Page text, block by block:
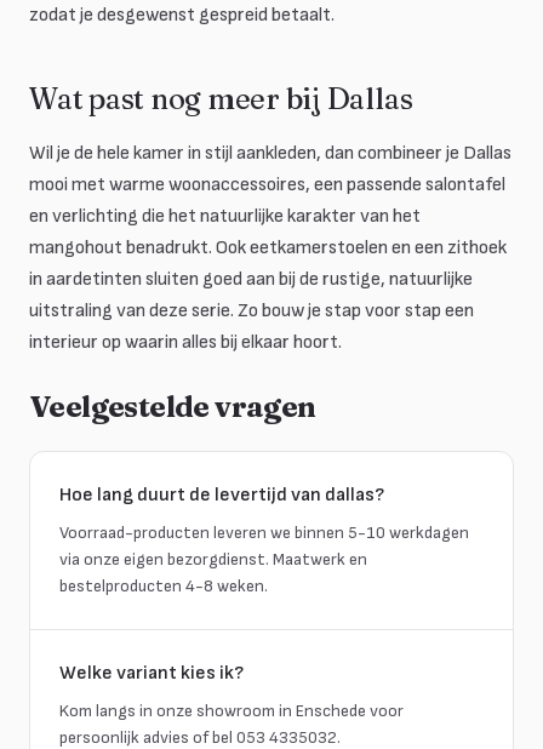
zodat je desgewenst gespreid betaalt.
Wat past nog meer bij Dallas
Wil je de hele kamer in stijl aankleden, dan combineer je Dallas
mooi met warme woonaccessoires, een passende salontafel
en verlichting die het natuurlijke karakter van het
mangohout benadrukt. Ook eetkamerstoelen en een zithoek
in aardetinten sluiten goed aan bij de rustige, natuurlijke
uitstraling van deze serie. Zo bouw je stap voor stap een
interieur op waarin alles bij elkaar hoort.
Veelgestelde vragen
Hoe lang duurt de levertijd van dallas?
Voorraad-producten leveren we binnen 5-10 werkdagen
via onze eigen bezorgdienst. Maatwerk en
bestelproducten 4-8 weken.
Welke variant kies ik?
Kom langs in onze showroom in Enschede voor
persoonlijk advies of bel 053 4335032.